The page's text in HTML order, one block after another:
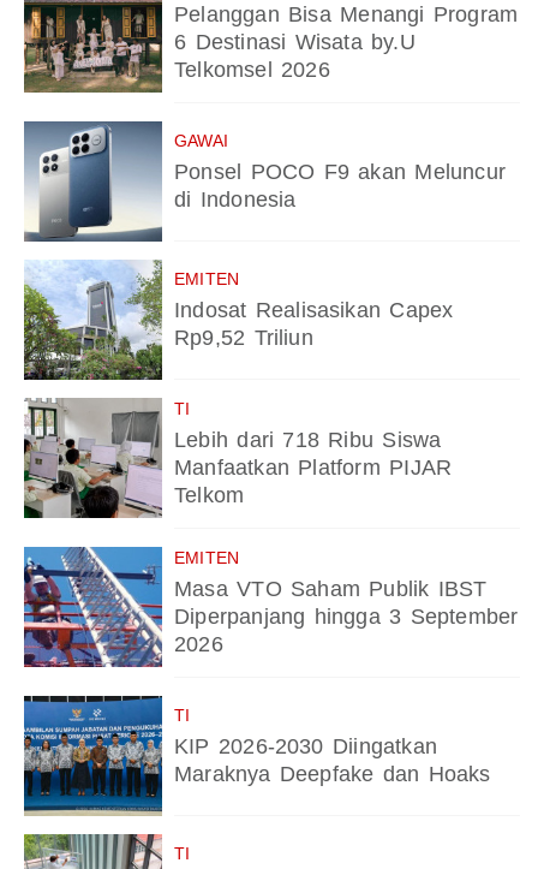
Pelanggan Bisa Menangi Program
6 Destinasi Wisata by.U
Telkomsel 2026
GAWAI
Ponsel POCO F9 akan Meluncur
di Indonesia
EMITEN
Indosat Realisasikan Capex
Rp9,52 Triliun
TI
Lebih dari 718 Ribu Siswa
Manfaatkan Platform PIJAR
Telkom
EMITEN
Masa VTO Saham Publik IBST
Diperpanjang hingga 3 September
2026
TI
KIP 2026-2030 Diingatkan
Maraknya Deepfake dan Hoaks
TI